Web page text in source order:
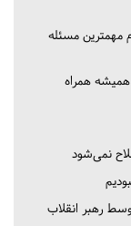
مهمترین مسئله
همراه
نمی‌شود
رهبر انقلاب